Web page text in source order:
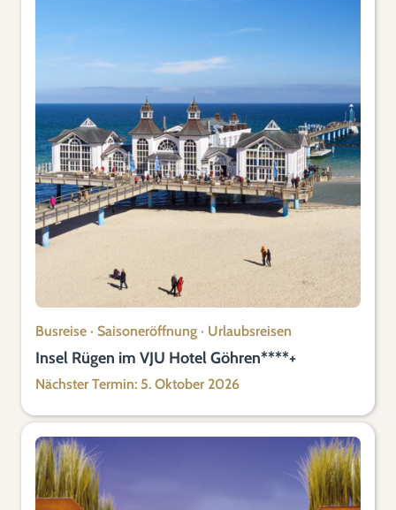
Busreise · Saisoneröffnung · Urlaubsreisen
Insel Rügen im VJU Hotel Göhren****+
Nächster Termin: 5. Oktober 2026